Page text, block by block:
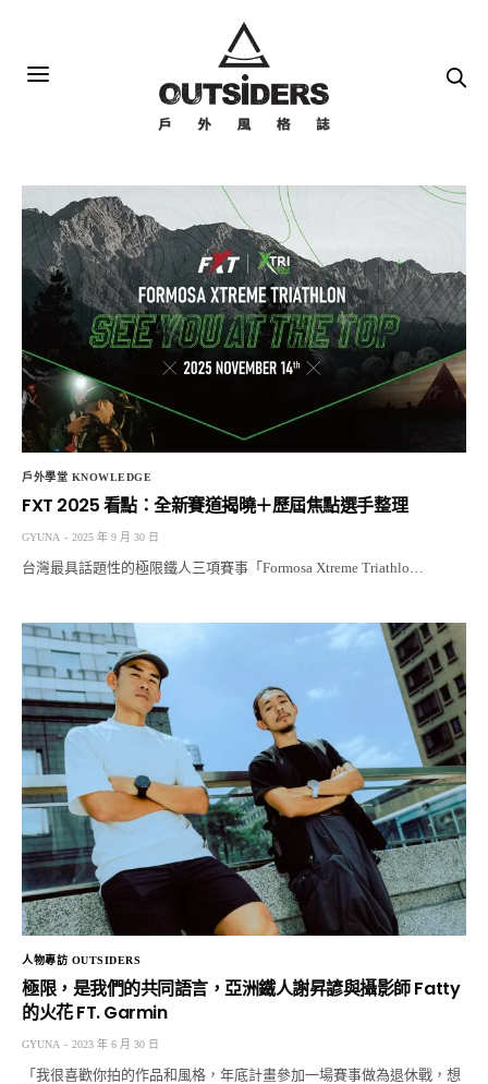
戶外學堂 KNOWLEDGE
FXT 2025 看點：全新賽道揭曉＋歷屆焦點選手整理
GYUNA 2025 年 9 月 30 日
台灣最具話題性的極限鐵人三項賽事「Formosa Xtreme Triathlo…
人物專訪 OUTSIDERS
極限，是我們的共同語言，亞洲鐵人謝昇諺與攝影師 Fatty
的火花 FT. Garmin
GYUNA 2023 年 6 月 30 日
「我很喜歡你拍的作品和風格，年底計畫參加一場賽事做為退休戰，想